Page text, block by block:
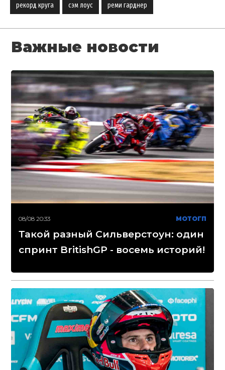
рекорд круга сэм лоус реми гарднер
Важные новости
08/08 20:33 МОТОГП
Такой разный Сильверстоун: один
спринт BritishGP - восемь историй!